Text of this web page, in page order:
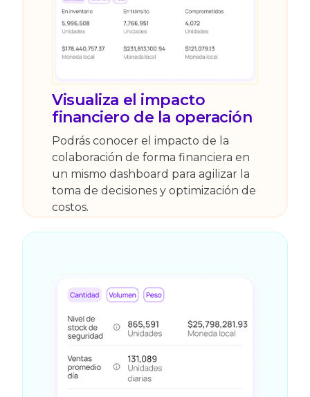
Visualiza el impacto
financiero de la operación
Podrás conocer el impacto de la
colaboración de forma financiera en
un mismo dashboard para agilizar la
toma de decisiones y optimización de
costos.